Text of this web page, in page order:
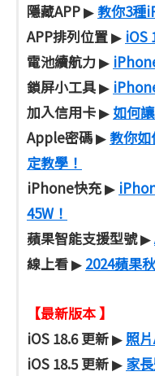
隱藏APP▶教你3種
APP排列位置▶ iOS
電池續航力▶
鎖屏小工具▶
加入信用卡▶如何
Apple密碼▶教你
定教學！
iPhone快充▶
45W！
蘋果智能支援型號▶
線上看▶ 2024蘋果
【最新版本 】
iOS 18.6 更新▶ 照
iOS 18.5 更新▶ 家